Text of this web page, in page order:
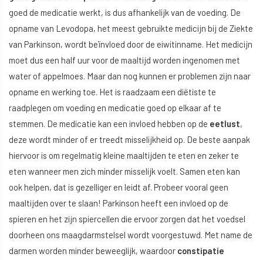
goed de medicatie werkt, is dus afhankelijk van de voeding. De
opname van Levodopa, het meest gebruikte medicijn bij de Ziekte
van Parkinson, wordt beïnvloed door de eiwitinname. Het medicijn
moet dus een half uur voor de maaltijd worden ingenomen met
water of appelmoes. Maar dan nog kunnen er problemen zijn naar
opname en werking toe. Het is raadzaam een diëtiste te
raadplegen om voeding en medicatie goed op elkaar af te
stemmen. De medicatie kan een invloed hebben op de eetlust,
deze wordt minder of er treedt misselijkheid op. De beste aanpak
hiervoor is om regelmatig kleine maaltijden te eten en zeker te
eten wanneer men zich minder misselijk voelt. Samen eten kan
ook helpen, dat is gezelliger en leidt af. Probeer vooral geen
maaltijden over te slaan! Parkinson heeft een invloed op de
spieren en het zijn spiercellen die ervoor zorgen dat het voedsel
doorheen ons maagdarmstelsel wordt voorgestuwd. Met name de
darmen worden minder beweeglijk, waardoor constipatie